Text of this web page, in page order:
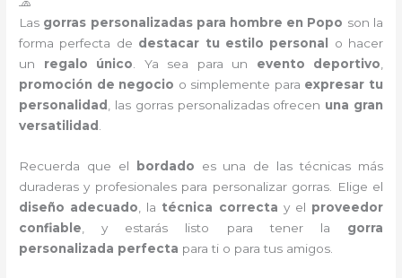
Las gorras personalizadas para hombre en Popo son la
forma perfecta de destacar tu estilo personal
o hacer
un regalo único . Ya sea para un evento deportivo
promoción de negocio o simplemente para expresar tu
personalidad
, las gorras personalizadas ofrecen una gran
versatilidad
Recuerda que el bordado es una de las técnicas más
duraderas y profesionales para personalizar gorras. Elige el
diseño adecuado , la técnica correcta y el proveedor
confiable , y estarás listo para tener la gorra
personalizada perfecta para ti o para tus amigos.